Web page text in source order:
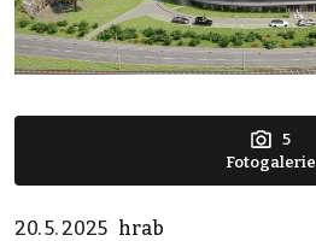
5
Fotogalerie
20. 5. 2025 hrab